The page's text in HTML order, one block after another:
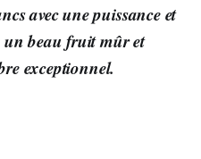
avec une puissance et
un beau fruit mûr et
exceptionnel.